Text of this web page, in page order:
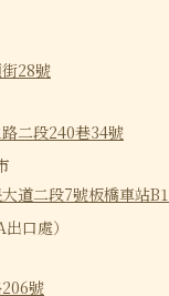
28號
二段240巷34號
道二段7號板橋車站B1
口處）
號